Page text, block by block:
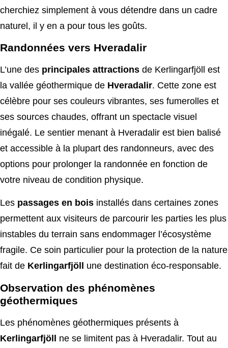
cherchiez simplement à vous détendre dans un cadre
naturel, il y en a pour tous les goûts.
Randonnées vers Hveradalir
L’une des principales attractions de Kerlingarfjöll est
la vallée géothermique de Hveradalir. Cette zone est
célèbre pour ses couleurs vibrantes, ses fumerolles et
ses sources chaudes, offrant un spectacle visuel
inégalé. Le sentier menant à Hveradalir est bien balisé
et accessible à la plupart des randonneurs, avec des
options pour prolonger la randonnée en fonction de
votre niveau de condition physique.
Les passages en bois installés dans certaines zones
permettent aux visiteurs de parcourir les parties les plus
instables du terrain sans endommager l’écosystème
fragile. Ce soin particulier pour la protection de la nature
fait de Kerlingarfjöll une destination éco-responsable.
Observation des phénomènes
géothermiques
Les phénomènes géothermiques présents à
Kerlingarfjöll ne se limitent pas à Hveradalir. Tout au